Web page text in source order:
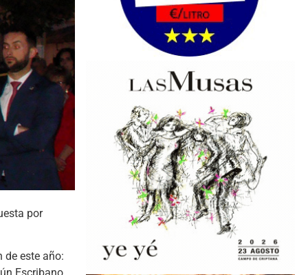
por
de este año: